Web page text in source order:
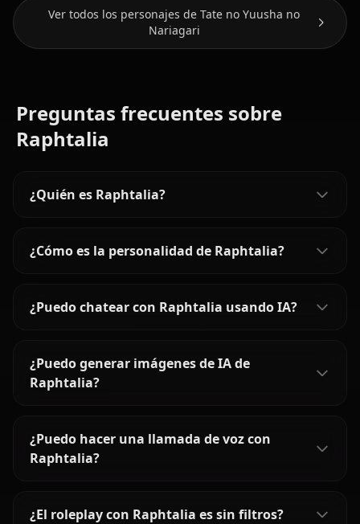
Ver todos los personajes de Tate no Yuusha no
Nariagari
Preguntas frecuentes sobre
Raphtalia
¿Quién es Raphtalia?
¿Cómo es la personalidad de Raphtalia?
¿Puedo chatear con Raphtalia usando IA?
¿Puedo generar imágenes de IA de
Raphtalia?
¿Puedo hacer una llamada de voz con
Raphtalia?
¿El roleplay con Raphtalia es sin filtros?